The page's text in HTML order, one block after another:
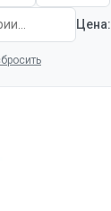
Цена: